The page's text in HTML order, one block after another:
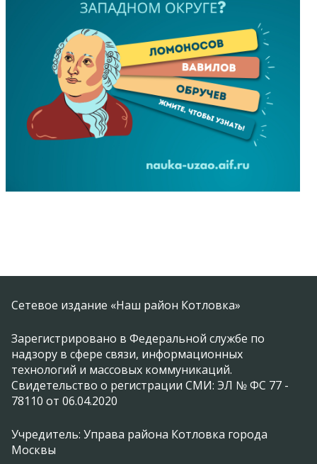
Сетевое издание «Наш район Котловка»
Зарегистрировано в Федеральной службе по
надзору в сфере связи, информационных
технологий и массовых коммуникаций.
Свидетельство о регистрации СМИ: ЭЛ № ФС 77 -
78110 от 06.04.2020
Учредитель: Управа района Котловка города
Москвы